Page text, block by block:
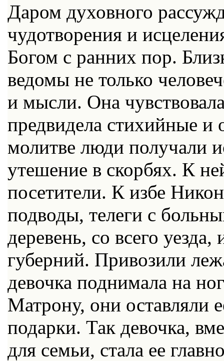
Даром духовного
чудотворения и
Богом с ранних пор.
ведомы не только
и мысли. Она
предвидела стихийные и
молитве люди получали
утешение в скорбях. К
посетители. К избе
подводы, телеги с
деревень, со всего
губерний. Привозили
девочка поднимала на
Матрону, они оставляли
подарки. Так девочка,
для семьи, стала ее